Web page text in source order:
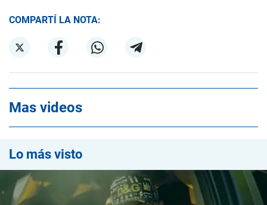
COMPARTÍ LA NOTA:
Mas videos
Lo más visto